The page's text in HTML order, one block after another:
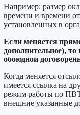
Например: размер
времени и времени
установленных в
Если меняется
дополнительное),
обоюдной
Когда меняется
имеется ссылка на
режим работы по
внешние указанные